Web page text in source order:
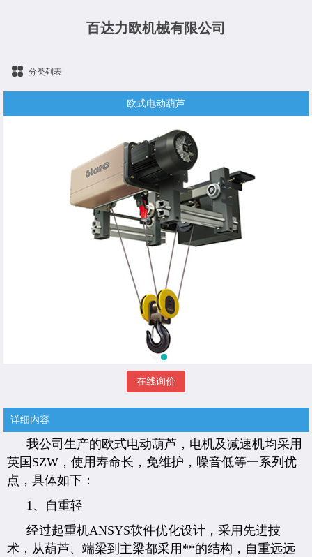
百达力欧机械有限公司
分类列表
欧式电动葫芦
在线询价
详细内容
我公司生产的欧式电动葫芦，电机及减速机均采用
英国SZW，使用寿命长，免维护，噪音低等一系列优
点，具体如下：
1、自重轻
经过起重机ANSYS软件优化设计，采用先进技
术，从葫芦、端梁到主梁都采用**的结构，自重远远